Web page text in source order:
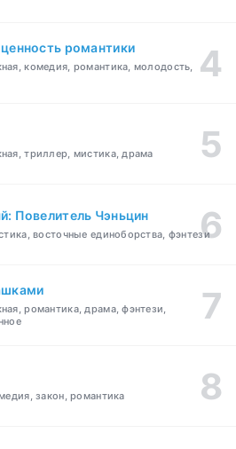
романтики
комедия, романтика, молодость,
триллер, мистика, драма
Повелитель Чэньцин
восточные единоборства, фэнтези
романтика, драма, фэнтези,
закон, романтика